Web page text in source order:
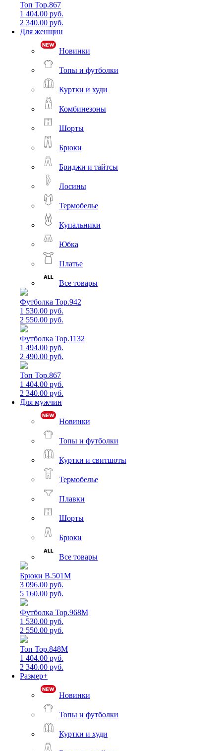
Топ Top.867
1 404.00 руб.
2 340.00 руб.
Для женщин
Новинки
Топы и футболки
Куртки и худи
Комбинезоны
Шорты
Брюки
Бриджи и тайтсы
Лосины
Термобелье
Купальники
Юбка
Платье
Все товары
Футболка Top.942
1 530.00 руб.
2 550.00 руб.
Футболка Top.1132
1 494.00 руб.
2 490.00 руб.
Топ Top.867
1 404.00 руб.
2 340.00 руб.
Для мужчин
Новинки
Топы и футболки
Куртки и свитшоты
Термобелье
Плавки
Шорты
Брюки
Все товары
Брюки B.501M
3 096.00 руб.
5 160.00 руб.
Футболка Top.968M
1 530.00 руб.
2 550.00 руб.
Топ Top.848M
1 404.00 руб.
2 340.00 руб.
Размер+
Новинки
Топы и футболки
Куртки и худи